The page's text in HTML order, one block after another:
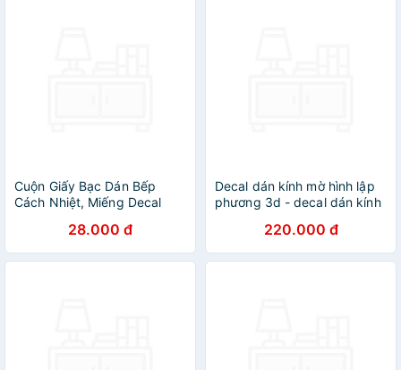
Cuộn Giấy Bạc Dán Bếp
Cách Nhiệt, Miếng Decal
Thấm Bền Đẹp (Khổ 60cm)
28.000 đ
Decal dán kính mờ hình lập
phương 3d - decal dán kính
khách sạn - nhà hàng DK59
220.000 đ